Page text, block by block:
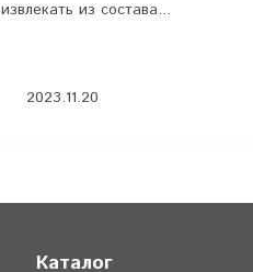
извлекать из состава...
2023.11.20
Каталог